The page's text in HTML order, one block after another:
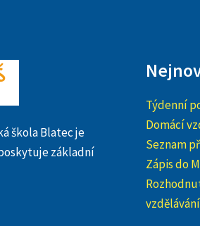
škola Blatec je
základní
Týdenní
Domácí
Seznam
Zápis do
vzdělávání